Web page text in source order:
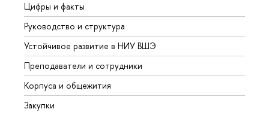
Цифры и факты
Руководство и структура
Устойчивое развитие в НИУ ВШЭ
Преподаватели и сотрудники
Корпуса и общежития
Закупки